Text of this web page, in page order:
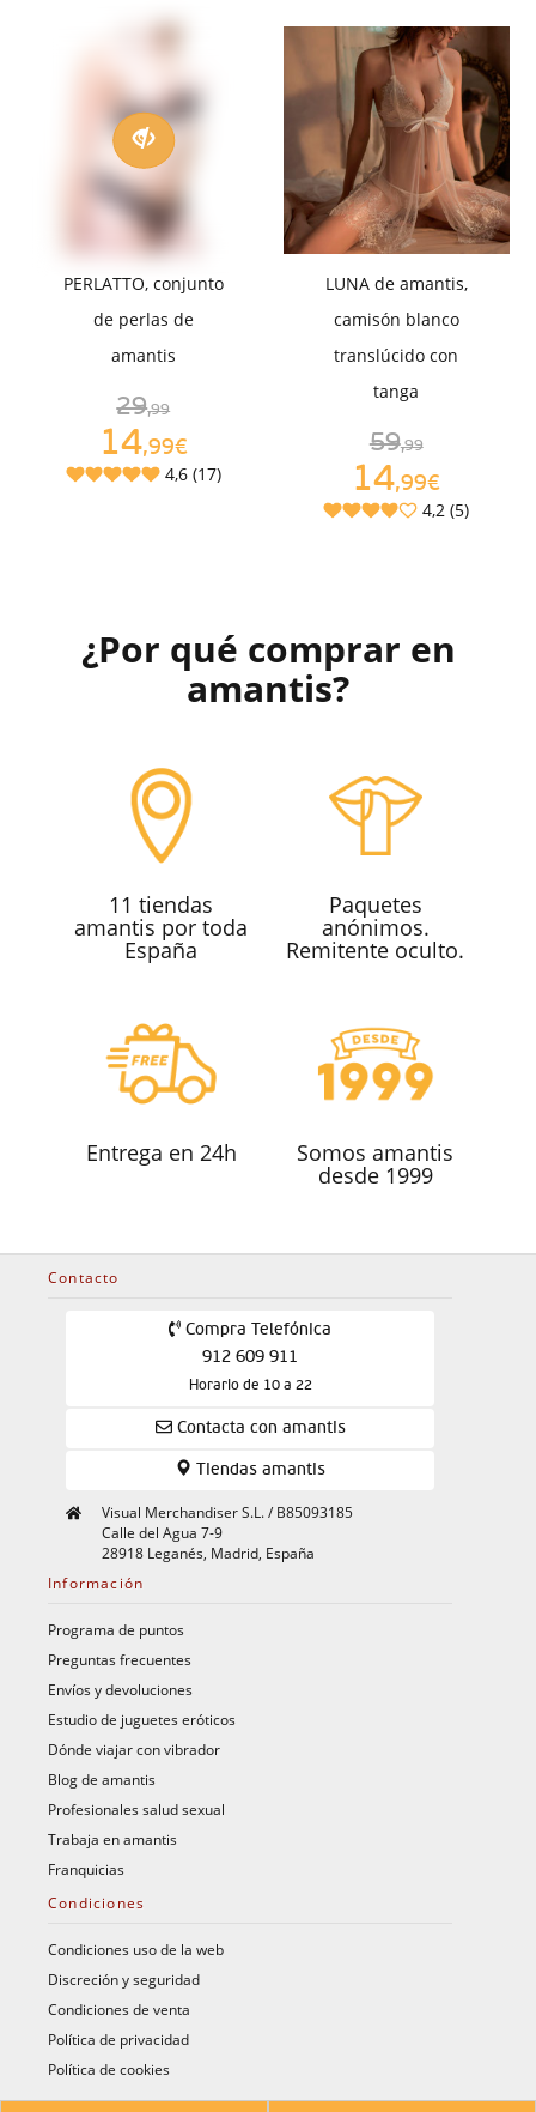
PERLATTO, conjunto
de perlas de
amantis
29,99
14,99€
4,6 (17)
LUNA de amantis,
camisón blanco
translúcido con
tanga
59,99
14,99€
4,2 (5)
¿Por qué comprar en
amantis?
11 tiendas
amantis por toda
España
Paquetes
anónimos.
Remitente oculto.
Entrega en 24h Somos amantis
desde 1999
Contacto
Compra Telefónica
912 609 911
Horario de 10 a 22
Contacta con amantis
Tiendas amantis
Visual Merchandiser S.L. / B85093185
Calle del Agua 7-9
28918 Leganés, Madrid, España
Información
Programa de puntos
Preguntas frecuentes
Envíos y devoluciones
Estudio de juguetes eróticos
Dónde viajar con vibrador
Blog de amantis
Profesionales salud sexual
Trabaja en amantis
Franquicias
Condiciones
Condiciones uso de la web
Discreción y seguridad
Condiciones de venta
Política de privacidad
Política de cookies